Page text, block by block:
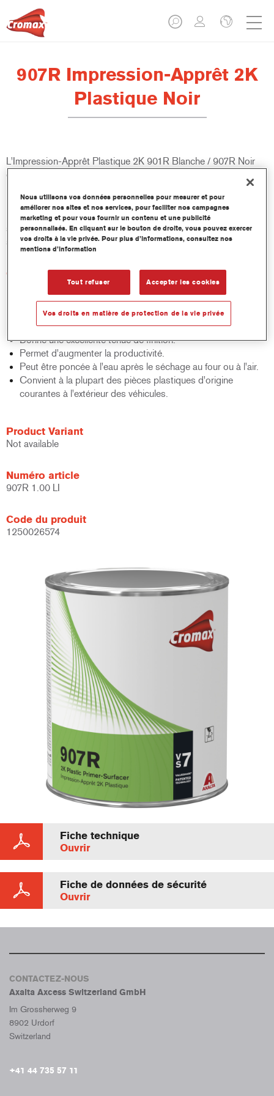
907R Impression-Apprêt 2K
Plastique Noir
L'Impression-Apprêt Plastique 2K 901R Blanche / 907R Noir
est une impression- apprêt à 2 composants spéciale plastique.
Elle est extrêmement résistante aux impacts de gravillons et
peut être appliquée directement sur les pièces d'origine en
plastique extérieures sans promoteur d'adhérence ni test de
support. Elle fait partie du concept ValueShade, qui fournit la
sous-couche optimale pour chaque teinte de finition.
Caractéristiques du produit
Offre une excellente résistance au gravillonnage.
Procure une adhérence fiable, une grande élasticité et un
bon garnissant.
Fait partie du concept ValueShade.
Donne une excellente tenue de finition.
Permet d'augmenter la productivité.
Peut être poncée à l'eau après le séchage au four ou à l'air.
Convient à la plupart des pièces plastiques d'origine
courantes à l'extérieur des véhicules.
Product Variant
Not available
Numéro article
907R 1.00 LI
Code du produit
1250026574
Fiche technique
Ouvrir
Fiche de données de sécurité
Ouvrir
CONTACTEZ-NOUS
Axalta Axcess Switzerland GmbH
Im Grossherweg 9
8902 Urdorf
Switzerland
+41 44 735 57 11
Nous utilisons vos données personnelles pour mesurer et pour
améliorer nos sites et nos services, pour faciliter nos campagnes
marketing et pour vous fournir un contenu et une publicité
personnalisés. En cliquant sur le bouton de droite, vous pouvez exercer
vos droits à la vie privée. Pour plus d’informations, consultez nos
mentions d’information
Tout refuser Accepter les cookies
Vos droits en matière de protection de la vie privée